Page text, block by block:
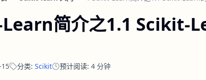
简介之1.1 Scikit-
分类: Scikit 预计阅读: 4 分钟